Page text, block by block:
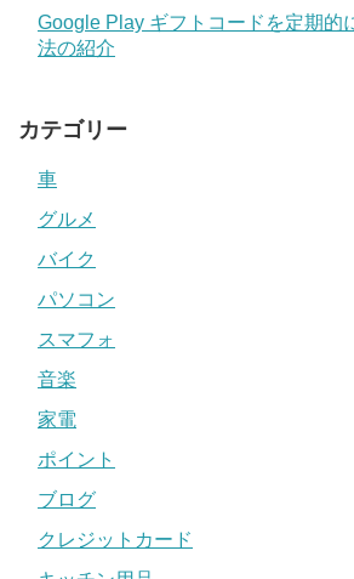
Google Play ギフトコードを定期的
法の紹介
カテゴリー
車
グルメ
バイク
パソコン
スマフォ
音楽
家電
ポイント
ブログ
クレジットカード